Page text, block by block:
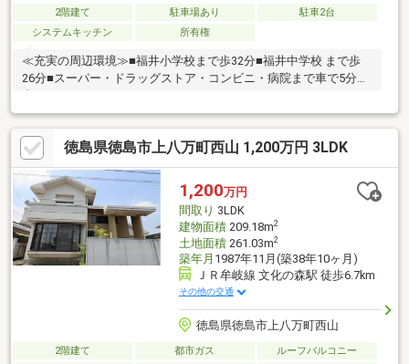
2階建て 駐車場あり
駐車2台
システムキッチン
所有権
≪充実の周辺環境≫■福井小学校まで歩32分■福井中学校 まで歩
26分■スーパー・ドラッグストア・コンビニ・病院まで車で5分圏
徳島県徳島市上八万町西山 1,200万円 3LDK
1,200万円
間取り 3LDK
建物面積209.18m2
土地面積261.03m2
築年月 1987年11月(築38年10ヶ月)
ＪＲ牟岐線 文化の森駅 徒歩6.7km
その他の交通
徳島県徳島市上八万町西山
2階建て 都市ガス
ルーフバルコニー